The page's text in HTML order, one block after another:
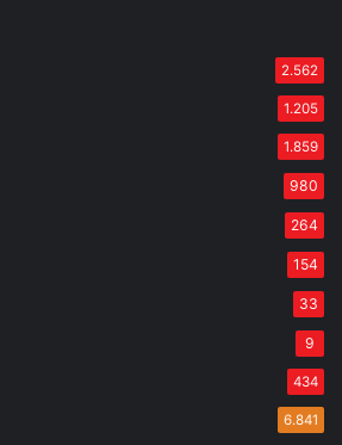
2.562
1.205
1.859
980
264
154
33
9
434
6.841